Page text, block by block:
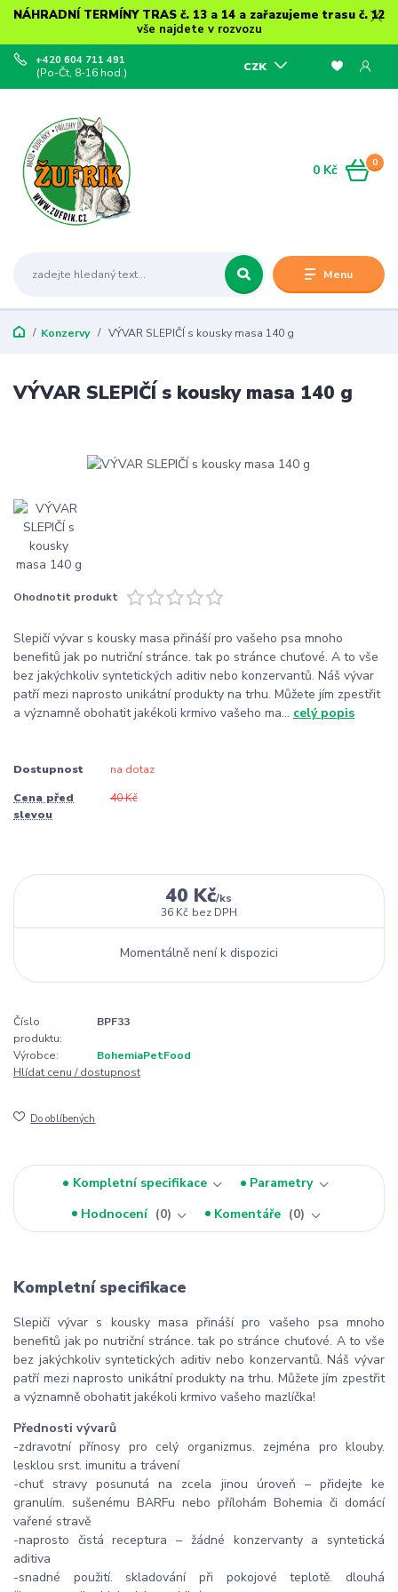
NÁHRADNÍ TERMÍNY TRAS č. 13 a 14 a zařazujeme trasu č. 12
vše najdete v rozvozu
Menu
CZK
+420 604 711 491
(Po-Čt, 8-16 hod.)
0
0 Kč
Konzervy VÝVAR SLEPIČÍ s kousky masa 140 g
VÝVAR SLEPIČÍ s kousky masa 140 g
Ohodnotit produkt
Slepičí vývar s kousky masa přináší pro vašeho psa mnoho
benefitů jak po nutriční stránce. tak po stránce chuťové. A to vše
bez jakýchkoliv syntetických aditiv nebo konzervantů. Náš vývar
patří mezi naprosto unikátní produkty na trhu. Můžete jím zpestřit
a významně obohatit jakékoli krmivo vašeho ma... celý popis
Dostupnost na dotaz
Cena před
slevou
40 Kč
40 Kč/ks
36 Kč bez DPH
Momentálně není k dispozici
Číslo
produktu:
BPF33
Výrobce:
BohemiaPetFood
Hlídat cenu / dostupnost
Do oblíbených
Kompletní specifikace
Parametry
Hodnocení
0 Komentáře 0
Kompletní specifikace
Slepičí vývar s kousky masa přináší pro vašeho psa mnoho
benefitů jak po nutriční stránce. tak po stránce chuťové. A to vše
bez jakýchkoliv syntetických aditiv nebo konzervantů. Náš vývar
patří mezi naprosto unikátní produkty na trhu. Můžete jím zpestřit
a významně obohatit jakékoli krmivo vašeho mazlíčka!
Přednosti vývarů
-zdravotní přínosy pro celý organizmus. zejména pro klouby.
lesklou srst. imunitu a trávení
-chuť stravy posunutá na zcela jinou úroveň – přidejte ke
granulím. sušenému BARFu nebo přílohám Bohemia či domácí
vařené stravě
-naprosto čistá receptura – žádné konzervanty a syntetická
aditiva
-snadné použití. skladování při pokojové teplotě. dlouhá